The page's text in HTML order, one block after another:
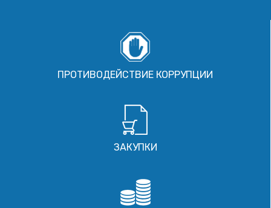
ПРОТИВОДЕЙСТВИЕ КОРРУПЦИИ
ЗАКУПКИ